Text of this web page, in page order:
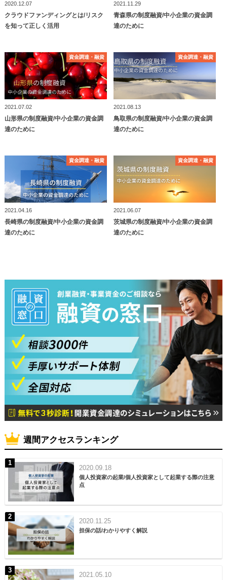
2020.12.07
クラウドファンディングとは/リスク
を知って正しく活用
2021.11.29
青森県の制度融資/中小企業の資金調
達のために
資⾦調達・融資
資⾦調達・融資
2021.07.02
山形県の制度融資/中小企業の資金調
達のために
資⾦調達・融資
資⾦調達・融資
2021.08.13
鳥取県の制度融資/中小企業の資金調
達のために
資⾦調達・融資
資⾦調達・融資
2021.04.16
長崎県の制度融資/中小企業の資金調
達のために
資⾦調達・融資
資⾦調達・融資
2021.06.07
茨城県の制度融資/中小企業の資金調
達のために
週間アクセスランキング
2020.09.18
個人投資家の起業/個人投資家として起業する際の注意
点
2020.11.25
担保の話/わかりやすく解説
2021.05.10